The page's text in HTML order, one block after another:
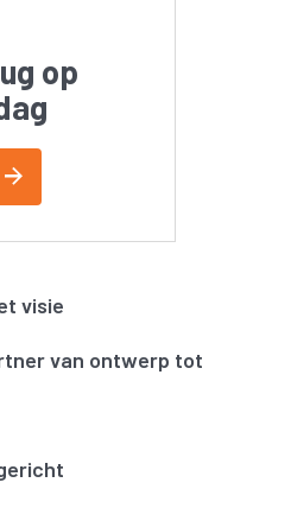
op
visie
van ontwerp tot